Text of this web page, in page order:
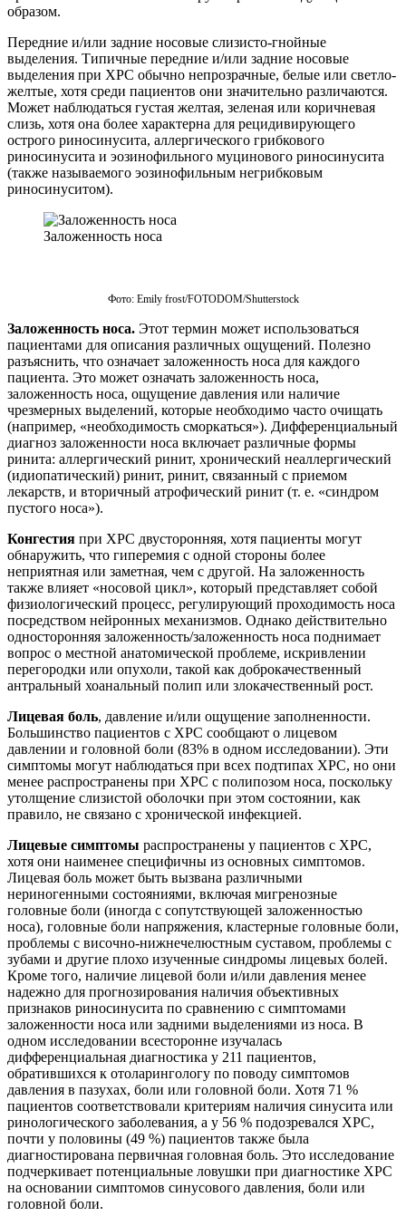
образом.
Передние и/или задние носовые слизисто-гнойные
выделения. Типичные передние и/или задние носовые
выделения при ХРС обычно непрозрачные, белые или светло-
желтые, хотя среди пациентов они значительно различаются.
Может наблюдаться густая желтая, зеленая или коричневая
слизь, хотя она более характерна для рецидивирующего
острого риносинусита, аллергического грибкового
риносинусита и эозинофильного муцинового риносинусита
(также называемого эозинофильным негрибковым
риносинуситом).
Заложенность носа
Фото: Emily frost/FOTODOM/Shutterstoсk
Заложенность носа. Этот термин может использоваться
пациентами для описания различных ощущений. Полезно
разъяснить, что означает заложенность носа для каждого
пациента. Это может означать заложенность носа,
заложенность носа, ощущение давления или наличие
чрезмерных выделений, которые необходимо часто очищать
(например, «необходимость сморкаться»). Дифференциальный
диагноз заложенности носа включает различные формы
ринита: аллергический ринит, хронический неаллергический
(идиопатический) ринит, ринит, связанный с приемом
лекарств, и вторичный атрофический ринит (т. е. «синдром
пустого носа»).
Конгестия при ХРС двусторонняя, хотя пациенты могут
обнаружить, что гиперемия с одной стороны более
неприятная или заметная, чем с другой. На заложенность
также влияет «носовой цикл», который представляет собой
физиологический процесс, регулирующий проходимость носа
посредством нейронных механизмов. Однако действительно
односторонняя заложенность/заложенность носа поднимает
вопрос о местной анатомической проблеме, искривлении
перегородки или опухоли, такой как доброкачественный
антральный хоанальный полип или злокачественный рост.
Лицевая боль, давление и/или ощущение заполненности.
Большинство пациентов с ХРС сообщают о лицевом
давлении и головной боли (83% в одном исследовании). Эти
симптомы могут наблюдаться при всех подтипах ХРС, но они
менее распространены при ХРС с полипозом носа, поскольку
утолщение слизистой оболочки при этом состоянии, как
правило, не связано с хронической инфекцией.
Лицевые симптомы распространены у пациентов с ХРС,
хотя они наименее специфичны из основных симптомов.
Лицевая боль может быть вызвана различными
нериногенными состояниями, включая мигренозные
головные боли (иногда с сопутствующей заложенностью
носа), головные боли напряжения, кластерные головные боли,
проблемы с височно-нижнечелюстным суставом, проблемы с
зубами и другие плохо изученные синдромы лицевых болей.
Кроме того, наличие лицевой боли и/или давления менее
надежно для прогнозирования наличия объективных
признаков риносинусита по сравнению с симптомами
заложенности носа или задними выделениями из носа. В
одном исследовании всесторонне изучалась
дифференциальная диагностика у 211 пациентов,
обратившихся к отоларингологу по поводу симптомов
давления в пазухах, боли или головной боли. Хотя 71 %
пациентов соответствовали критериям наличия синусита или
ринологического заболевания, а у 56 % подозревался ХРС,
почти у половины (49 %) пациентов также была
диагностирована первичная головная боль. Это исследование
подчеркивает потенциальные ловушки при диагностике ХРС
на основании симптомов синусового давления, боли или
головной боли.